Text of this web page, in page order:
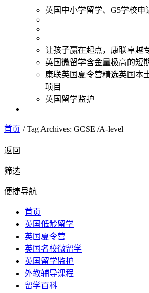
英国中小学留学、G5学校申
让孩子赢在起点，康联卓越
英国微留学含金量极高的短
康联英国夏令营精选英国本
项目
英国留学监护
首页 /Tag Archives: GCSE /A-level
返回
筛选
便捷导航
首页
英国低龄留学
英国夏令营
英国名校微留学
英国留学监护
外教辅导课程
留学百科